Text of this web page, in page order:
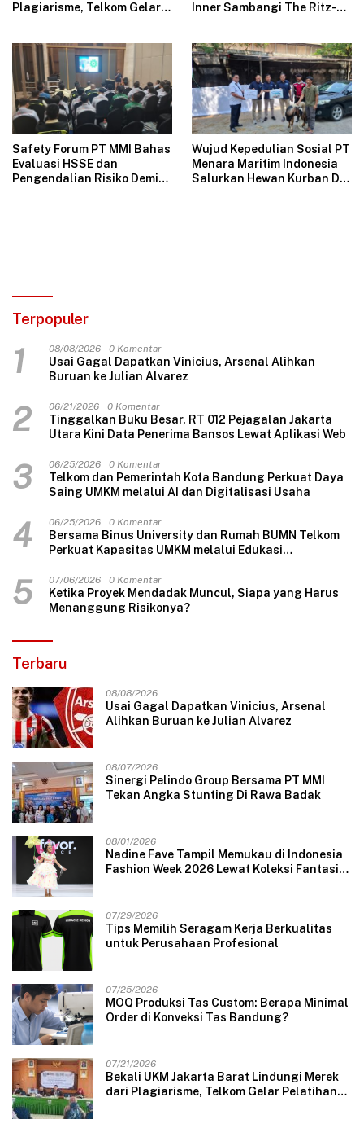
Plagiarisme, Telkom Gelar
Inner Sambangi The Ritz-
Industri Hospitality
Safety Forum PT MMI Bahas
Evaluasi HSSE dan
Pengendalian Risiko Demi
Wujud Kepedulian Sosial PT
Menara Maritim Indonesia
Salurkan Hewan Kurban Di
Terpopuler
1 08/08/2026 0 Komentar
Usai Gagal Dapatkan Vinicius, Arsenal Alihkan
Buruan ke Julian Alvarez
2 06/21/2026 0 Komentar
Tinggalkan Buku Besar, RT 012 Pejagalan Jakarta
Utara Kini Data Penerima Bansos Lewat Aplikasi Web
3 06/25/2026 0 Komentar
Telkom dan Pemerintah Kota Bandung Perkuat Daya
Saing UMKM melalui AI dan Digitalisasi Usaha
4 06/25/2026 0 Komentar
Bersama Binus University dan Rumah BUMN Telkom
Perkuat Kapasitas UMKM melalui Edukasi
Harga Jual
5 07/06/2026 0 Komentar
Ketika Proyek Mendadak Muncul, Siapa yang Harus
Menanggung Risikonya?
Terbaru
08/08/2026
Usai Gagal Dapatkan Vinicius, Arsenal
Alihkan Buruan ke Julian Alvarez
08/07/2026
Sinergi Pelindo Group Bersama PT MMI
Tekan Angka Stunting Di Rawa Badak
08/01/2026
Nadine Fave Tampil Memukau di Indonesia
Fashion Week 2026 Lewat Koleksi Fantasi
07/29/2026
Tips Memilih Seragam Kerja Berkualitas
untuk Perusahaan Profesional
07/25/2026
MOQ Produksi Tas Custom: Berapa Minimal
Order di Konveksi Tas Bandung?
07/21/2026
Bekali UKM Jakarta Barat Lindungi Merek
dari Plagiarisme, Telkom Gelar Pelatihan